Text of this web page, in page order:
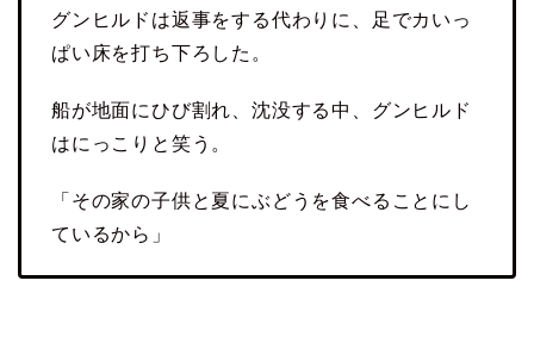
グンヒルドは返事をする代わりに、足でカいっ
ぱい床を打ち下ろした。
船が地面にひび割れ、沈没する中、グンヒルド
はにっこりと笑う。
「その家の子供と夏にぶどうを食べることにし
ているから」